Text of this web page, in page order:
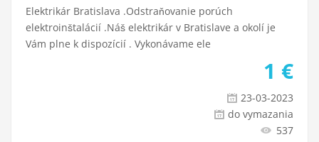
Elektrikár Bratislava .Odstraňovanie porúch
elektroinštalácií .Náš elektrikár v Bratislave a okolí je
Vám plne k dispozícií . Vykonávame ele
1 €
23-03-2023
do vymazania
537